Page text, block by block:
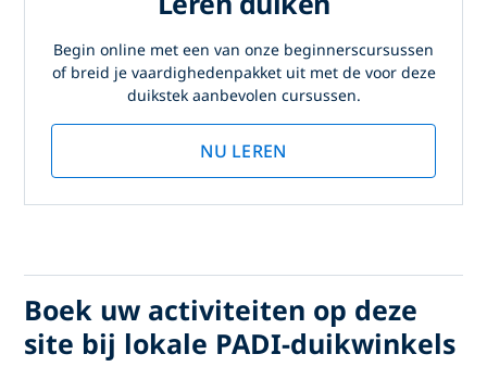
Begin online met een van onze beginnerscursussen
of breid je vaardighedenpakket uit met de voor deze
duikstek aanbevolen cursussen.
NU LEREN
Boek uw activiteiten op deze
site bij lokale PADI-duikwinkels